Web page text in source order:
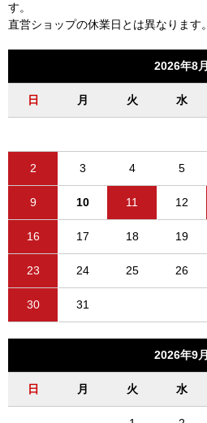
す。
直営ショップの休業日とは異なります。
2026年8月
日 月 火 水
2 3 4 5
9 10 11 12
16 17 18 19
23 24 25 26
30 31
2026年9月
日 月 火 水